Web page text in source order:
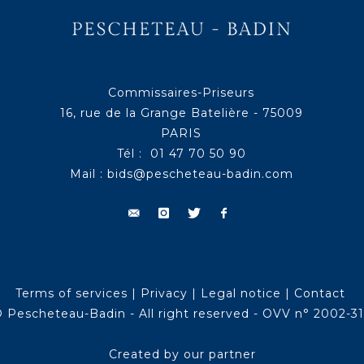
Commissaires-Priseurs
16, rue de la Grange Batelière - 75009
PARIS
Tél : 01 47 70 50 90
Mail : bids@pescheteau-badin.com
Terms of services | Privacy | Legal notice | Contact
Pescheteau-Badin - All right reserved - OVV n° 2002-
Created by our partner